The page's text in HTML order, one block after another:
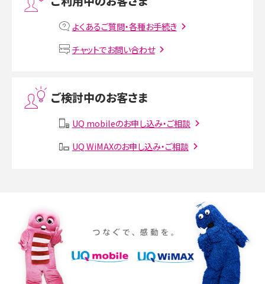
MNOとは？MVNOやMVNEとの違いやメリット・デメリットを解説
VPN接続とは？仕組みや必要性、メリット・デメリット、接続方法を解説
Instagram（インスタグラム）でスクショするとバレる？バレるケースや撮り方も解
SMSとは？料金やできること、注意点や届かない時の対処法を解説
iPhone 16eとiPhone SE（第3世代）の違いは？サイズやスペックを比較して解説
iPhone 16eとiPhone 14を徹底比較！スペック・機能の違いをわかりやすく紹介
iPhone 16シリーズのモデルを比較！価格・サイズ・カメラ性能の違いを徹底解説
よくあるご質問・各種お手続き
チャットでお問い合わせ
ご検討中のお客さま
UQ mobileのお申し込み・ご相談
UQ WiMAXのお申し込み・ご相談